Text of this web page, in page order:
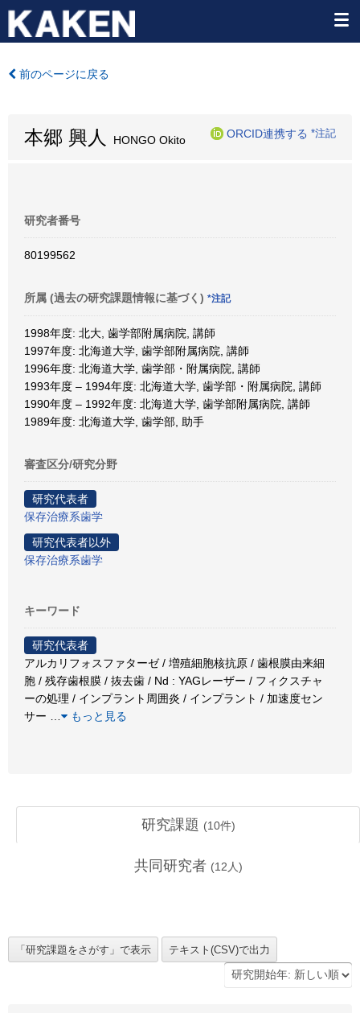
前のページに戻る
本郷 興人 HONGO Okito
ORCID連携する *注記
研究者番号
80199562
所属 (過去の研究課題情報に基づく) *注記
1998年度: 北大, 歯学部附属病院, 講師
1997年度: 北海道大学, 歯学部附属病院, 講師
1996年度: 北海道大学, 歯学部・附属病院, 講師
1993年度 – 1994年度: 北海道大学, 歯学部・附属病院, 講師
1990年度 – 1992年度: 北海道大学, 歯学部附属病院, 講師
1989年度: 北海道大学, 歯学部, 助手
審査区分/研究分野
研究代表者
保存治療系歯学
研究代表者以外
保存治療系歯学
キーワード
研究代表者
アルカリフォスファターゼ / 増殖細胞核抗原 / 歯根膜由来細
胞 / 残存歯根膜 / 抜去歯 / Nd : YAGレーザー / フィクスチャ
ーの処理 / インプラント周囲炎 / インプラント / 加速度セン
サー
もっと見る
研究課題 (10件)
共同研究者 (12 人)